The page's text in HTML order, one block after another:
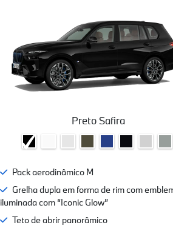
Preto Safira
Pack aerodinâmico M
Grelha dupla em forma de rim com
iluminada com “Iconic Glow”
Teto de abrir panorâmico